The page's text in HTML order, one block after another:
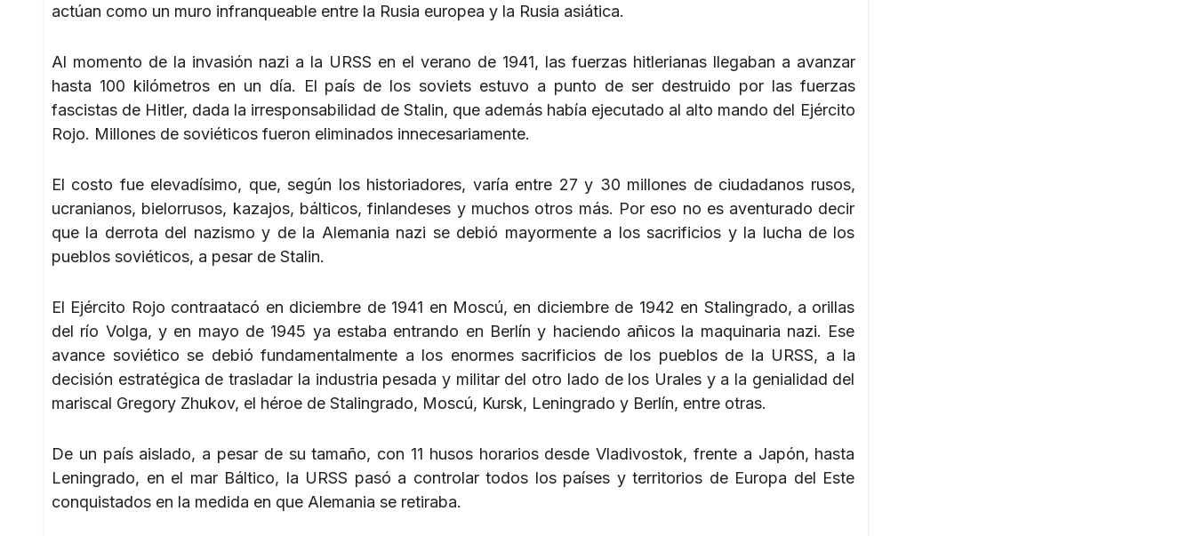
actúan como un muro infranqueable entre la Rusia europea y la Rusia asiática.
Al momento de la invasión nazi a la URSS en el verano de 1941, las fuerzas hitlerianas llegaban a avanzar
hasta 100 kilómetros en un día. El país de los soviets estuvo a punto de ser destruido por las fuerzas
fascistas de Hitler, dada la irresponsabilidad de Stalin, que además había ejecutado al alto mando del Ejército
Rojo. Millones de soviéticos fueron eliminados innecesariamente.
El costo fue elevadísimo, que, según los historiadores, varía entre 27 y 30 millones de ciudadanos rusos,
ucranianos, bielorrusos, kazajos, bálticos, finlandeses y muchos otros más. Por eso no es aventurado decir
que la derrota del nazismo y de la Alemania nazi se debió mayormente a los sacrificios y la lucha de los
pueblos soviéticos, a pesar de Stalin.
El Ejército Rojo contraatacó en diciembre de 1941 en Moscú, en diciembre de 1942 en Stalingrado, a orillas
del río Volga, y en mayo de 1945 ya estaba entrando en Berlín y haciendo añicos la maquinaria nazi. Ese
avance soviético se debió fundamentalmente a los enormes sacrificios de los pueblos de la URSS, a la
decisión estratégica de trasladar la industria pesada y militar del otro lado de los Urales y a la genialidad del
mariscal Gregory Zhukov, el héroe de Stalingrado, Moscú, Kursk, Leningrado y Berlín, entre otras.
De un país aislado, a pesar de su tamaño, con 11 husos horarios desde Vladivostok, frente a Japón, hasta
Leningrado, en el mar Báltico, la URSS pasó a controlar todos los países y territorios de Europa del Este
conquistados en la medida en que Alemania se retiraba.